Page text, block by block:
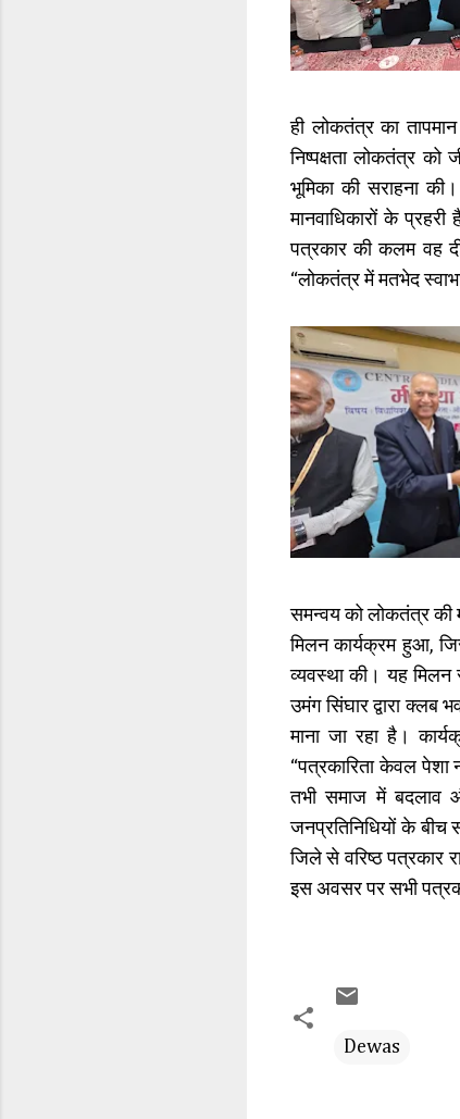
ही लोकतंत्र का
निष्पक्षता लोकतंत्र को
भूमिका की सराहना
मानवाधिकारों के
पत्रकार की कलम वह
“लोकतंत्र में मतभेद
समन्वय को लोकतंत्र की
मिलन कार्यक्रम हुआ,
व्यवस्था की। यह मिलन
उमंग सिंघार द्वारा क्लब
माना जा रहा है।
“पत्रकारिता केवल पेशा
तभी समाज में बदलाव
जनप्रतिनिधियों के बीच
जिले से वरिष्ठ पत्रकार
इस अवसर पर सभी
Dewas